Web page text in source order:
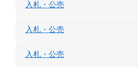
入札・公売
入札・公売
入札・公売